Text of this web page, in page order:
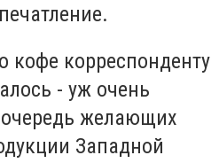
кофе корреспонденту
- уж очень
желающих
Западной